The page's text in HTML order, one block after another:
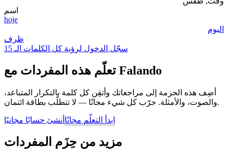
اسم
hoje
اليوم
ظرف
سجّل الدخول لرؤية كل الكلمات الـ 15
تعلّم هذه المفردات مع Falando
أضِف هذه الحزمة إلى مراجعاتك وأتقِن كل كلمة بالتكرار المتباعد،
والصوت، والأمثلة. جرّب كل شيء مجانًا — لا تتطلّب بطاقة ائتمان.
ابدأ التعلّم مجانًا أنشئ حسابًا مجانيًا
مزيد من حِزَم المفردات